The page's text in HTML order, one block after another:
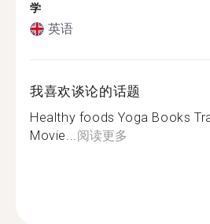
学
英语
我喜欢谈论的话题
Healthy foods Yoga Books
Movie...阅读更多